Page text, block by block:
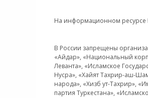
На информационном ресурсе
В России запрещены
«Айдар», «Национальный
Леванта», «Исламское
Нусра», «Хайят Тахрир-аш-
народа», «Хизб ут-Тахрир»,
партия Туркестана»,